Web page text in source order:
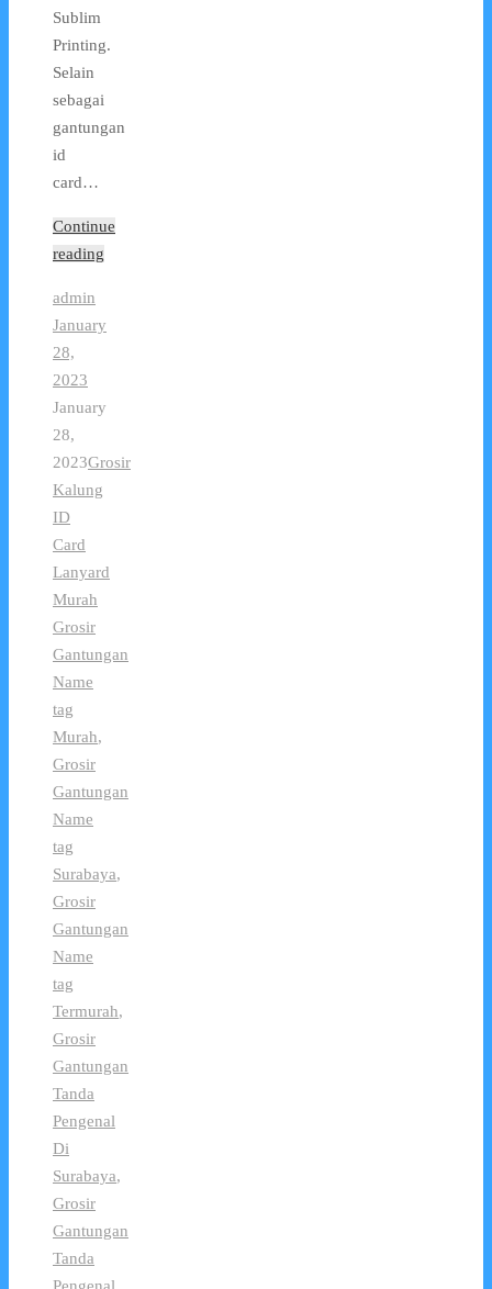
Sublim
Printing.
Selain
sebagai
gantungan
id
card…
Continue
reading
admin
January
28,
2023
January
28,
2023Grosir
Kalung
ID
Card
Lanyard
Murah
Grosir
Gantungan
Name
tag
Murah,
Grosir
Gantungan
Name
tag
Surabaya,
Grosir
Gantungan
Name
tag
Termurah,
Grosir
Gantungan
Tanda
Pengenal
Di
Surabaya,
Grosir
Gantungan
Tanda
Pengenal